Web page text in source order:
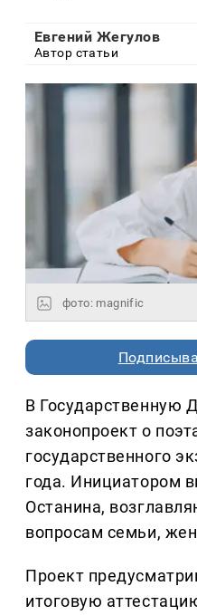
Евгений Жегулов
Автор статьи
фото: magnific
В Государственную
законопроект о
государственного
года. Инициатором
Останина,
вопросам семьи,
Проект
итоговую